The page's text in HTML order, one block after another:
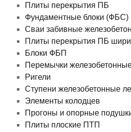
Плиты перекрытия ПБ
Фундаментные блоки (ФБС)
Сваи забивные
Плиты перекрытия ПБ
Блоки ФБП
Перемычки
Ригели
Ступени железобетонные
Элементы колодцев
Прогоны и опорные
Плиты плоские ПТП